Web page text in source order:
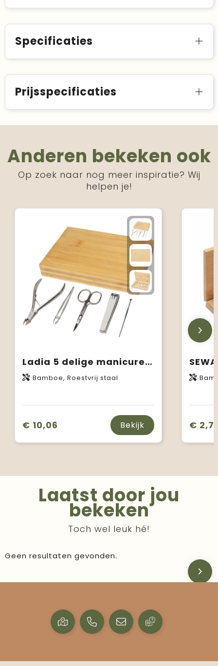
Specificaties
Prijsspecificaties
Anderen bekeken ook
Op zoek naar nog meer inspiratie? Wij
helpen je!
Ladia 5 delige manicureset van bamboe
Bamboe, Roestvrij staal
€ 10,06 Bekijk €
Laatst door jou
bekeken
Toch wel leuk hé!
Geen resultaten gevonden.